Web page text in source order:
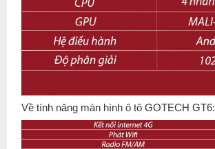
Về tính năng màn hình ô tô GOTECH GT6: